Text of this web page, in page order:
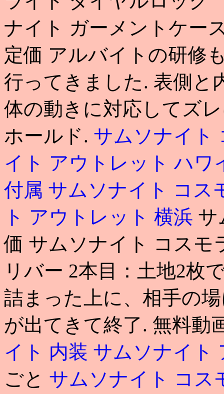
ナイト ガーメントケー
定価 アルバイトの研修
行ってきました. 表側と
体の動きに対応してズ
ホールド. サムソナイト
イト アウトレット ハワ
付属 サムソナイト コス
ト アウトレット 横浜 サ
価 サムソナイト コスモ
リバー 2本目：土地2枚
詰まった上に、相手の
が出てきて終了. 無料動
イト 内装 サムソナイト
ごと サムソナイト コス